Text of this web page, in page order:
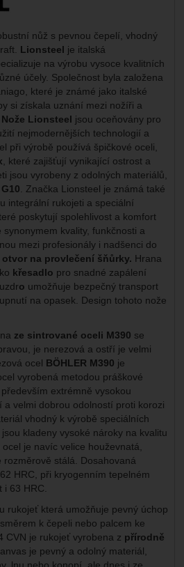
nůž s pevnou čepelí, vhodný
Lionsteel je italská
na výrobu vysoce kvalitních
účely. Společnost byla založena
které je známé jako italské
si získala uznání mezi nožíři a
Nože Lionsteel jsou oceňovány pro
nejmodernějších technologií a
při výrobě používá špičkové oceli,
, které zajišťují vynikající ostrost a
jsou vyrobeny z odolných materiálů,
G10 . Značka Lionsteel je známá také
integrální rukojeti a speciální
poskytují spolehlivost a komfort
kvality, funkčnosti a
mezi profesionály i nadšenci do
otvor na provlečení šňůrky. Hrana
křesadlo pro snadné zapálení
o umožňuje bezpečný transport
na opasek. Design tohoto nože
ze sintrované oceli M390 se
je nerezová a ostří je velmi
ocel BÖHLER M390 je
vyrobená metodou práškové
extrémně vysokou
velmi dobrou odolností proti korozi
vhodný k výrobě speciálních
kladeny vysoké nároky na kvalitu
je navíc velice houževnatá,
stálá. Dosahovaná
HRC, při kryogenním tepelném
63 HRC.
rukojeť která umožňuje pevný úchop
k čepeli nebo palcem ke
CVN je rukojeť vyrobena z přírodně
je pevný a odolný materiál,